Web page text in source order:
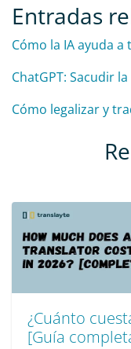
Entradas
Cómo la IA ayuda
ChatGPT: Sacudir
Cómo legalizar y
¿Cuánto
[Guía